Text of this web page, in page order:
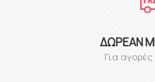
ΔΩΡΕΆΝ
Για